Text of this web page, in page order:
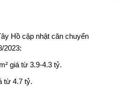
Hồ cập nhật căn chuyển
2023:
giá từ 3.9-4.3 tỷ.
từ 4.7 tỷ.